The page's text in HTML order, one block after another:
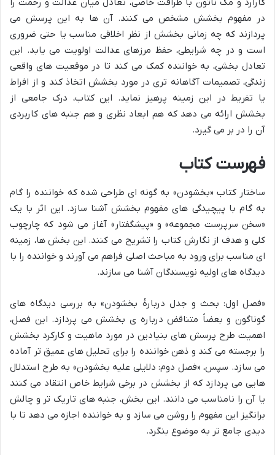
گارارد و مک ناتون با ظرافت خاصی، تعادل میان عدالت و رحمت را
در مفهوم بخشش مشخص می کنند. آن ها به این پرسش می
پردازند که چه زمانی بخشش از نظر اخلاقی مناسب یا حتی ضروری
است و در چه شرایطی، حفظ مرزهای عدالت اولویت می یابد. این
تعادل بخشی، به خواننده کمک می کند تا در موقعیت های واقعی
زندگی، تصمیمات آگاهانه تری در مورد بخشش اتخاذ کند و از افراط
یا تفریط در این زمینه پرهیز نماید. این کتاب، درک جامعی از
بخشش ارائه می دهد که هم ابعاد نظری و هم جنبه های کاربردی
آن را در بر می گیرد.
فهرست کتاب
ساختار کتاب «بخشودن» به گونه ای طراحی شده که خواننده را گام
به گام با پیچیدگی های مفهوم بخشش آشنا سازد. این اثر با یک
«سخن سرپرست مجموعه» و «پیشگفتار» آغاز می شود که چارچوب
کلی و هدف از نگارش کتاب را تشریح می کنند. این بخش ها، زمینه
ای مناسب برای ورود به مباحث اصلی فراهم می آورند و خواننده را با
دیدگاه های اولیه نویسندگان آشنا می سازند.
«فصل اول: بحث و جدل دربارهٔ بخشودن» به بررسی دیدگاه های
گوناگون و بعضاً متناقض درباره ی بخشش می پردازد. این فصل،
اهمیت طرح پرسش های بنیادین در مورد ماهیت و کارکرد بخشش
را برجسته می کند و ذهن خواننده را برای تحلیل های عمیق تر آماده
می سازد. سپس، «فصل دوم: دلایلی علیه بخشودن» به طرح استدلال
هایی می پردازد که از بخشش در برخی شرایط خاص انتقاد می کنند
یا آن را نامناسب می دانند. این بخش، جنبه های تاریک تر و چالش
برانگیز این مفهوم را روشن می سازد و به خواننده اجازه می دهد تا با
دیدی جامع تر به موضوع بنگرد.